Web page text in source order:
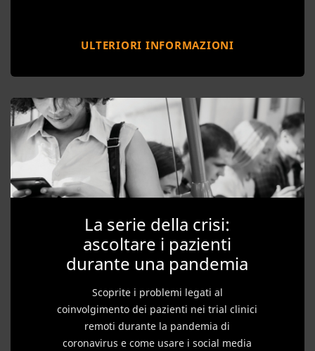
ULTERIORI INFORMAZIONI
La serie della crisi:
ascoltare i pazienti
durante una pandemia
Scoprite i problemi legati al
coinvolgimento dei pazienti nei trial clinici
remoti durante la pandemia di
coronavirus e come usare i social media